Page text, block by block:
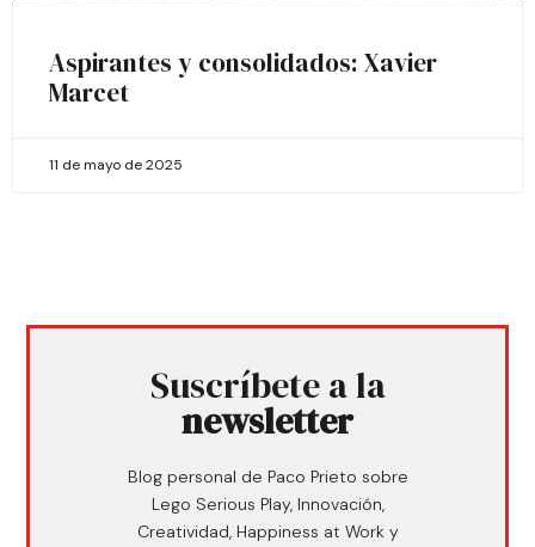
Aspirantes y consolidados: Xavier
Marcet
11 de mayo de 2025
Suscríbete a la
newsletter
Blog personal de Paco Prieto sobre
Lego Serious Play, Innovación,
Creatividad, Happiness at Work y